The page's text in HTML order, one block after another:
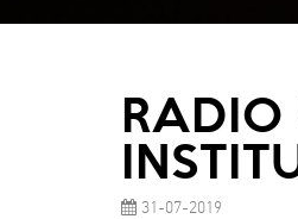
31-07-2019